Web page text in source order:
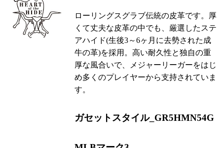
ローリングスグラブ伝統の皮革です。厚
くて丈夫な皮革の中でも、厳選したステ
アハイド(生後3～6ヶ月に去勢された成
牛の革)を採用。高い耐久性と独自の重
厚な風合いで、メジャーリーガーをはじ
め多くのプレイヤーから支持されていま
す。
ガセットスタイル_GR5HMN54G